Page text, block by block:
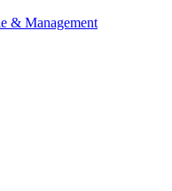
& Management